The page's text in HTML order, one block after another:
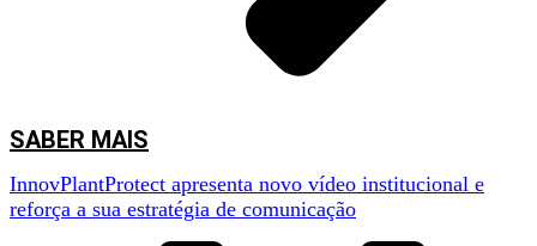
SABER MAIS
InnovPlantProtect apresenta novo vídeo institucional e
reforça a sua estratégia de comunicação